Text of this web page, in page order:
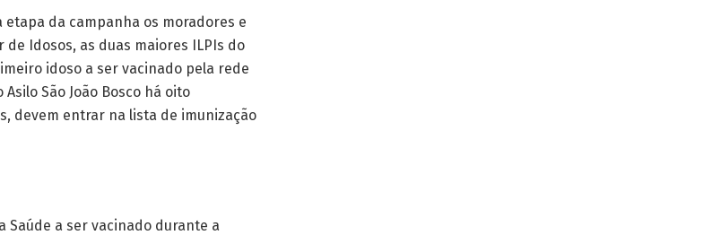
da campanha os moradores e
de Idosos, as duas maiores ILPIs do
idoso a ser vacinado pela rede
São João Bosco há oito
devem entrar na lista de imunização
Saúde a ser vacinado durante a